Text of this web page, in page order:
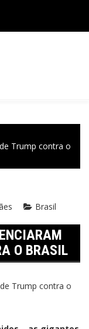
Trump contra o
Brasil
O BRASIL